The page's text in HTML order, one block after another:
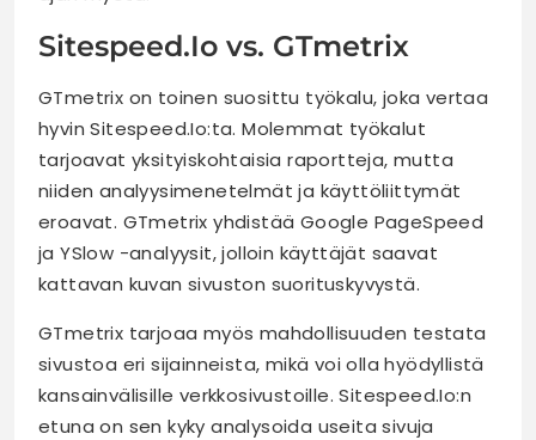
Sitespeed.Io vs. GTmetrix
GTmetrix on toinen suosittu työkalu, joka vertaa
hyvin Sitespeed.Io:ta. Molemmat työkalut
tarjoavat yksityiskohtaisia raportteja, mutta
niiden analyysimenetelmät ja käyttöliittymät
eroavat. GTmetrix yhdistää Google PageSpeed
ja YSlow -analyysit, jolloin käyttäjät saavat
kattavan kuvan sivuston suorituskyvystä.
GTmetrix tarjoaa myös mahdollisuuden testata
sivustoa eri sijainneista, mikä voi olla hyödyllistä
kansainvälisille verkkosivustoille. Sitespeed.Io:n
etuna on sen kyky analysoida useita sivuja